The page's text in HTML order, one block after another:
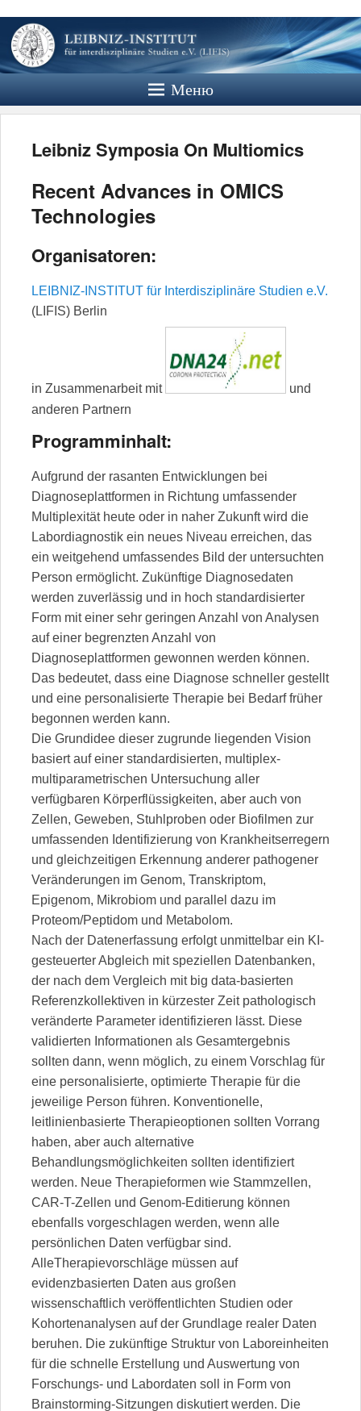
Leibniz
Institut
Website des Leibniz Instituts für
Interdisziplinäre Studien e.V.
Меню
Leibniz Symposia On Multiomics
Recent Advances in OMICS
Technologies
Organisatoren:
LEIBNIZ-INSTITUT für Interdisziplinäre Studien e.V.
(LIFIS) Berlin
in Zusammenarbeit mit
und
anderen Partnern
Programminhalt:
Aufgrund der rasanten Entwicklungen bei
Diagnoseplattformen in Richtung umfassender
Multiplexität heute oder in naher Zukunft wird die
Labordiagnostik ein neues Niveau erreichen, das
ein weitgehend umfassendes Bild der untersuchten
Person ermöglicht. Zukünftige Diagnosedaten
werden zuverlässig und in hoch standardisierter
Form mit einer sehr geringen Anzahl von Analysen
auf einer begrenzten Anzahl von
Diagnoseplattformen gewonnen werden können.
Das bedeutet, dass eine Diagnose schneller gestellt
und eine personalisierte Therapie bei Bedarf früher
begonnen werden kann.
Die Grundidee dieser zugrunde liegenden Vision
basiert auf einer standardisierten, multiplex-
multiparametrischen Untersuchung aller
verfügbaren Körperflüssigkeiten, aber auch von
Zellen, Geweben, Stuhlproben oder Biofilmen zur
umfassenden Identifizierung von Krankheitserregern
und gleichzeitigen Erkennung anderer pathogener
Veränderungen im Genom, Transkriptom,
Epigenom, Mikrobiom und parallel dazu im
Proteom/Peptidom und Metabolom.
Nach der Datenerfassung erfolgt unmittelbar ein KI-
gesteuerter Abgleich mit speziellen Datenbanken,
der nach dem Vergleich mit big data-basierten
Referenzkollektiven in kürzester Zeit pathologisch
veränderte Parameter identifizieren lässt. Diese
validierten Informationen als Gesamtergebnis
sollten dann, wenn möglich, zu einem Vorschlag für
eine personalisierte, optimierte Therapie für die
jeweilige Person führen. Konventionelle,
leitlinienbasierte Therapieoptionen sollten Vorrang
haben, aber auch alternative
Behandlungsmöglichkeiten sollten identifiziert
werden. Neue Therapieformen wie Stammzellen,
CAR-T-Zellen und Genom-Editierung können
ebenfalls vorgeschlagen werden, wenn alle
persönlichen Daten verfügbar sind.
AlleTherapievorschläge müssen auf
evidenzbasierten Daten aus großen
wissenschaftlich veröffentlichten Studien oder
Kohortenanalysen auf der Grundlage realer Daten
beruhen. Die zukünftige Struktur von Laboreinheiten
für die schnelle Erstellung und Auswertung von
Forschungs- und Labordaten soll in Form von
Brainstorming-Sitzungen diskutiert werden. Die